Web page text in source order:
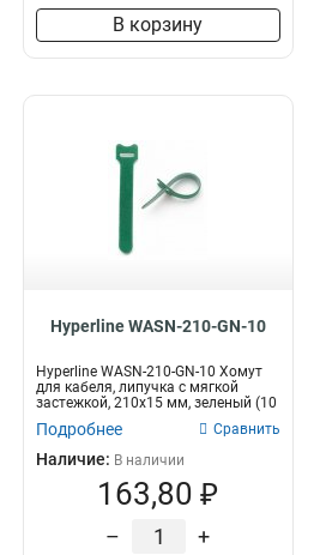
В корзину
Hyperline WASN-210-GN-10
Hyperline WASN-210-GN-10 Хомут
для кабеля, липучка с мягкой
застежкой, 210x15 мм, зеленый (10
Подробнее Сравнить
Наличие: В наличии
163,80 ₽
– +